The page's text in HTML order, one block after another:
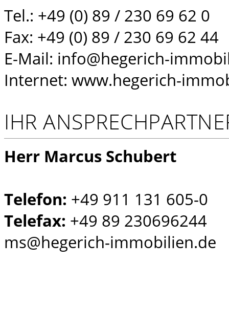
Tel.: +49 (0) 89 / 230 69 62 0
Fax: +49 (0) 89 / 230 69 62 44
E-Mail: info@hegerich-
Internet: www.hegerich-
IHR
Herr Marcus Schubert
Telefon: +49 911 131 605-0
Telefax: +49 89 230696244
ms@hegerich-immobilien.de